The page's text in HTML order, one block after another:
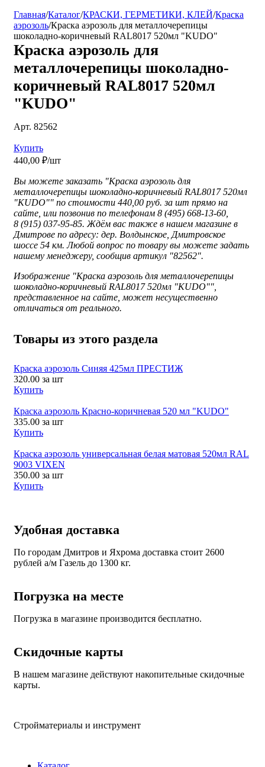
Главная/Каталог/КРАСКИ, ГЕРМЕТИКИ, КЛЕЙ/Краска
аэрозоль/Краска аэрозоль для металлочерепицы
шоколадно-коричневый RAL8017 520мл "KUDO"
Краска аэрозоль для
металлочерепицы шоколадно-
коричневый RAL8017 520мл
"KUDO"
Арт. 82562
Купить
440,00 ₽/шт
Вы можете заказать "Краска аэрозоль для
металлочерепицы шоколадно-коричневый RAL8017 520мл
"KUDO"" по стоимости 440,00 руб. за шт прямо на
сайте, или позвонив по телефонам 8 (495) 668-13-60,
8 (915) 037-95-85. Ждём вас также в нашем магазине в
Дмитрове по адресу: дер. Волдынское, Дмитровское
шоссе 54 км. Любой вопрос по товару вы можете задать
нашему менеджеру, сообщив артикул "82562".
Изображение "Краска аэрозоль для металлочерепицы
шоколадно-коричневый RAL8017 520мл "KUDO"",
представленное на сайте, может несущественно
отличаться от реального.
Товары из этого раздела
Краска аэрозоль Синяя 425мл ПРЕСТИЖ
320.00 за шт
Купить
Краска аэрозоль Красно-коричневая 520 мл "KUDO"
335.00 за шт
Купить
Краска аэрозоль универсальная белая матовая 520мл RAL
9003 VIXEN
350.00 за шт
Купить
Удобная доставка
По городам Дмитров и Яхрома доставка стоит 2600
рублей а/м Газель до 1300 кг.
Погрузка на месте
Погрузка в магазине производится бесплатно.
Скидочные карты
В нашем магазине действуют накопительные скидочные
карты.
Стройматериалы и инструмент